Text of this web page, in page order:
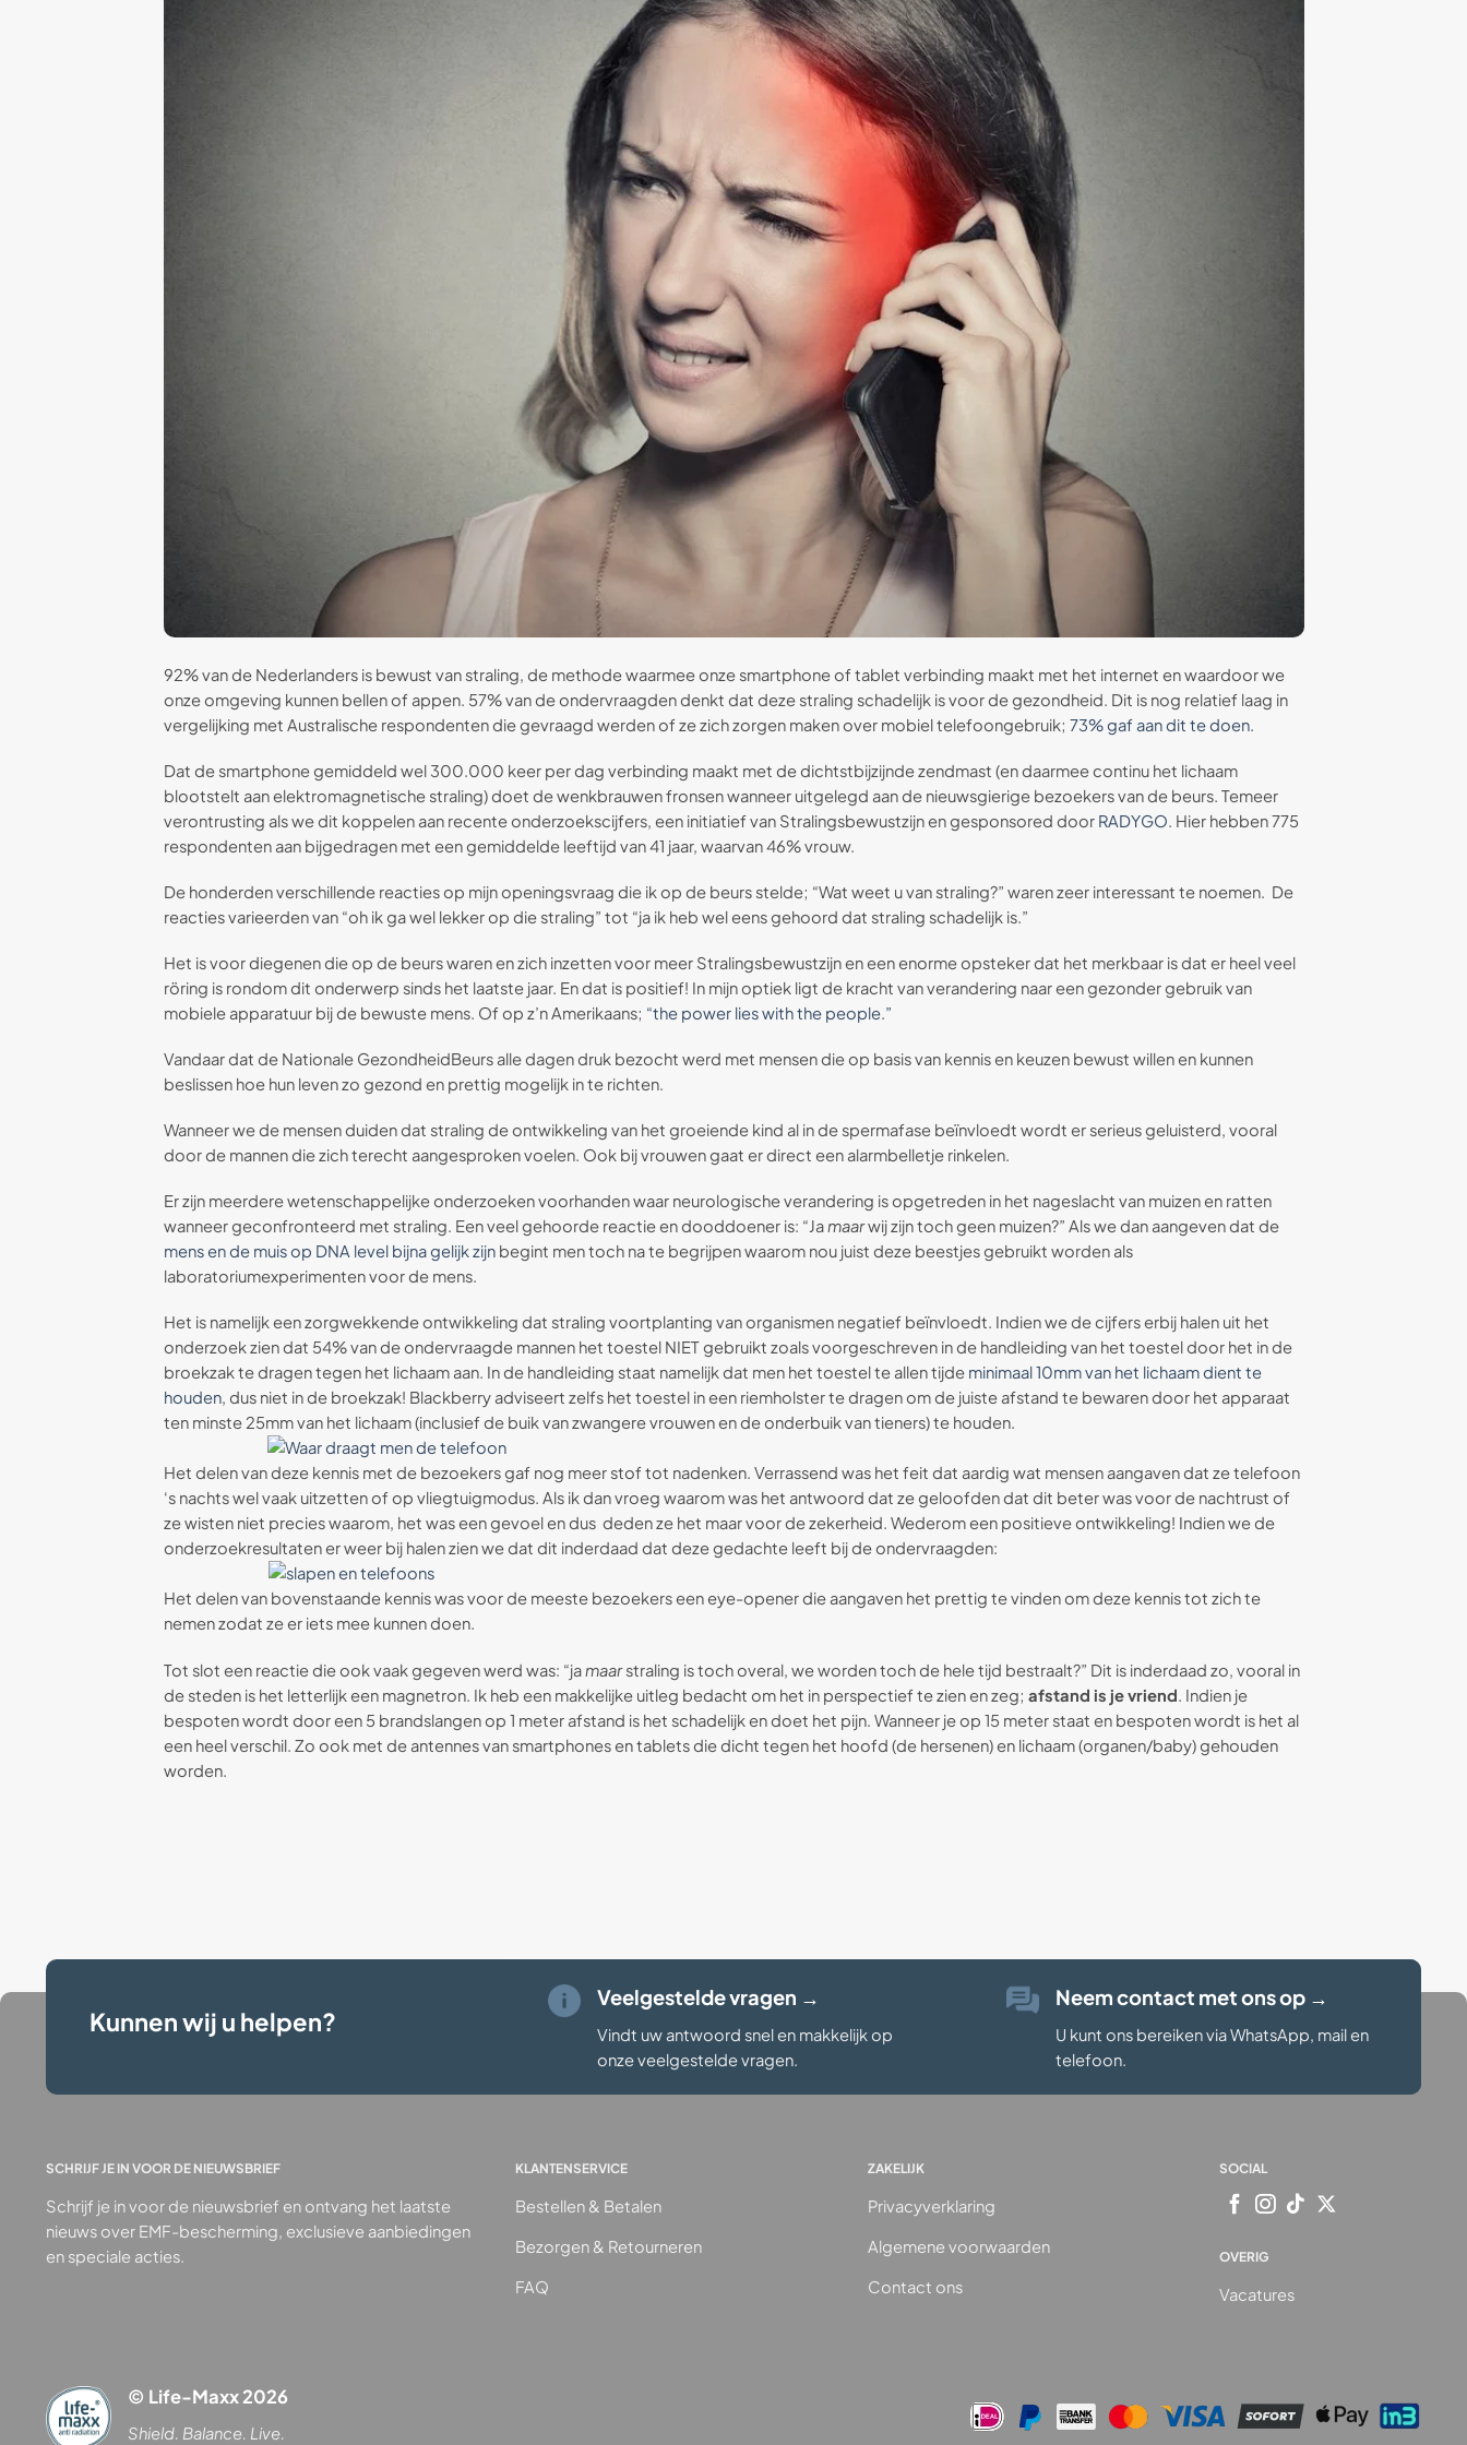
92% van de Nederlanders is bewust van straling, de methode waarmee onze smartphone of tablet verbinding maakt met het internet en waardoor we
onze omgeving kunnen bellen of appen. 57% van de ondervraagden denkt dat deze straling schadelijk is voor de gezondheid. Dit is nog relatief laag in
vergelijking met Australische respondenten die gevraagd werden of ze zich zorgen maken over mobiel telefoongebruik; 73% gaf aan dit te doen.
Dat de smartphone gemiddeld wel 300.000 keer per dag verbinding maakt met de dichtstbijzijnde zendmast (en daarmee continu het lichaam
blootstelt aan elektromagnetische straling) doet de wenkbrauwen fronsen wanneer uitgelegd aan de nieuwsgierige bezoekers van de beurs. Temeer
verontrusting als we dit koppelen aan recente onderzoekscijfers, een initiatief van Stralingsbewustzijn en gesponsored door RADYGO. Hier hebben 775
respondenten aan bijgedragen met een gemiddelde leeftijd van 41 jaar, waarvan 46% vrouw.
De honderden verschillende reacties op mijn openingsvraag die ik op de beurs stelde; “Wat weet u van straling?” waren zeer interessant te noemen. De
reacties varieerden van “oh ik ga wel lekker op die straling” tot “ja ik heb wel eens gehoord dat straling schadelijk is.”
Het is voor diegenen die op de beurs waren en zich inzetten voor meer Stralingsbewustzijn en een enorme opsteker dat het merkbaar is dat er heel veel
röring is rondom dit onderwerp sinds het laatste jaar. En dat is positief! In mijn optiek ligt de kracht van verandering naar een gezonder gebruik van
mobiele apparatuur bij de bewuste mens. Of op z’n Amerikaans; “the power lies with the people.”
Vandaar dat de Nationale GezondheidBeurs alle dagen druk bezocht werd met mensen die op basis van kennis en keuzen bewust willen en kunnen
beslissen hoe hun leven zo gezond en prettig mogelijk in te richten.
Wanneer we de mensen duiden dat straling de ontwikkeling van het groeiende kind al in de spermafase beïnvloedt wordt er serieus geluisterd, vooral
door de mannen die zich terecht aangesproken voelen. Ook bij vrouwen gaat er direct een alarmbelletje rinkelen.
Er zijn meerdere wetenschappelijke onderzoeken voorhanden waar neurologische verandering is opgetreden in het nageslacht van muizen en ratten
wanneer geconfronteerd met straling. Een veel gehoorde reactie en dooddoener is: “Jamaarwij zijn toch geen muizen?” Als we dan aangeven dat de
mens en de muis op DNA level bijna gelijk zijnbegint men toch na te begrijpen waarom nou juist deze beestjes gebruikt worden als
laboratoriumexperimenten voor de mens.
Het is namelijk een zorgwekkende ontwikkeling dat straling voortplanting van organismen negatief beïnvloedt. Indien we de cijfers erbij halen uit het
onderzoek zien dat 54% van de ondervraagde mannen het toestel NIET gebruikt zoals voorgeschreven in de handleiding van het toestel door het in de
broekzak te dragen tegen het lichaam aan. In de handleiding staat namelijk dat men het toestel te allen tijde minimaal 10mm van het lichaam dient te
houden, dus niet in de broekzak! Blackberry adviseert zelfs het toestel in een riemholster te dragen om de juiste afstand te bewaren door het apparaat
ten minste 25mm van het lichaam (inclusief de buik van zwangere vrouwen en de onderbuik van tieners) te houden.
Het delen van deze kennis met de bezoekers gaf nog meer stof tot nadenken. Verrassend was het feit dat aardig wat mensen aangaven dat ze telefoon
‘s nachts wel vaak uitzetten of op vliegtuigmodus. Als ik dan vroeg waarom was het antwoord dat ze geloofden dat dit beter was voor de nachtrust of
ze wisten niet precies waarom, het was een gevoel en dus deden ze het maar voor de zekerheid. Wederom een positieve ontwikkeling! Indien we de
onderzoekresultaten er weer bij halen zien we dat dit inderdaad dat deze gedachte leeft bij de ondervraagden:
Het delen van bovenstaande kennis was voor de meeste bezoekers een eye-opener die aangaven het prettig te vinden om deze kennis tot zich te
nemen zodat ze er iets mee kunnen doen.
Tot slot een reactie die ook vaak gegeven werd was: “ja maarstraling is toch overal, we worden toch de hele tijd bestraalt?” Dit is inderdaad zo, vooral in
de steden is het letterlijk een magnetron. Ik heb een makkelijke uitleg bedacht om het in perspectief te zien en zeg; afstand is je vriend . Indien je
bespoten wordt door een 5 brandslangen op 1 meter afstand is het schadelijk en doet het pijn. Wanneer je op 15 meter staat en bespoten wordt is het al
een heel verschil. Zo ook met de antennes van smartphones en tablets die dicht tegen het hoofd (de hersenen) en lichaam (organen/baby) gehouden
worden.
Kunnen wij u helpen?
Veelgestelde vragen →
Vindt uw antwoord snel en makkelijk op
onze veelgestelde vragen.
Neem contact met ons op →
U kunt ons bereiken via WhatsApp, mail en
telefoon.
SCHRIJF JE IN VOOR DE NIEUWSBRIEF
Schrijf je in voor de nieuwsbrief en ontvang het laatste
nieuws over EMF-bescherming, exclusieve aanbiedingen
en speciale acties.
KLANTENSERVICE
Bestellen & Betalen
Bezorgen & Retourneren
FAQ
ZAKELIJK
Privacyverklaring
Algemene voorwaarden
Contact ons
SOCIAL
OVERIG
Vacatures
© Life-Maxx 2026
Shield. Balance. Live.